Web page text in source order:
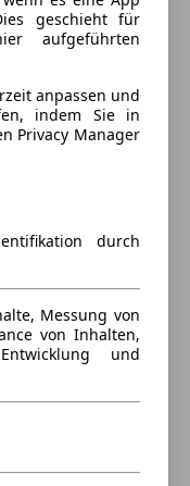
geschieht für
aufgeführten
anpassen und
indem Sie in
Privacy Manager
durch
Messung von
von Inhalten,
und